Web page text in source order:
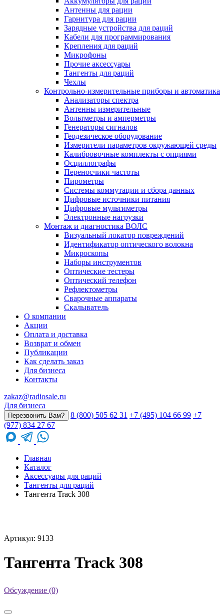
Антенны для рации
Гарнитура для рации
Зарядные устройства для раций
Кабели для программирования
Крепления для раций
Микрофоны
Прочие аксессуары
Тангенты для раций
Чехлы
Контрольно-измерительные приборы и автоматика
Анализаторы спектра
Антенны измерительные
Вольтметры и амперметры
Генераторы сигналов
Геодезическое оборудование
Измерители параметров окружающей среды
Калибровочные комплекты с опциями
Осциллографы
Переносчики частоты
Пирометры
Системы коммутации и сбора данных
Цифровые источники питания
Цифровые мультиметры
Электронные нагрузки
Монтаж и диагностика ВОЛС
Визуальный локатор повреждений
Идентификатор оптического волокна
Микроскопы
Наборы инструментов
Оптические тестеры
Оптический телефон
Рефлектометры
Сварочные аппараты
Скалыватель
О компании
Акции
Оплата и доставка
Возврат и обмен
Публикации
Как сделать заказ
Для бизнеса
Контакты
zakaz@radiosale.ru
Для бизнеса
Перезвонить Вам? 8 (800) 505 62 31 +7 (495) 104 66 99 +7
(977) 834 27 67
Главная
Каталог
Аксессуары для раций
Тангенты для раций
Тангента Track 308
Артикул: 9133
Тангента Track 308
Обсуждение (0)